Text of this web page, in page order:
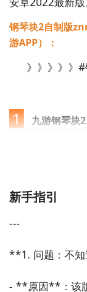
钢琴块2自制版
游APP）：
》》》》》
1 九游钢琴块
【下载】，高速
新手指引
---
**1. 问题：不
- **原因**：该